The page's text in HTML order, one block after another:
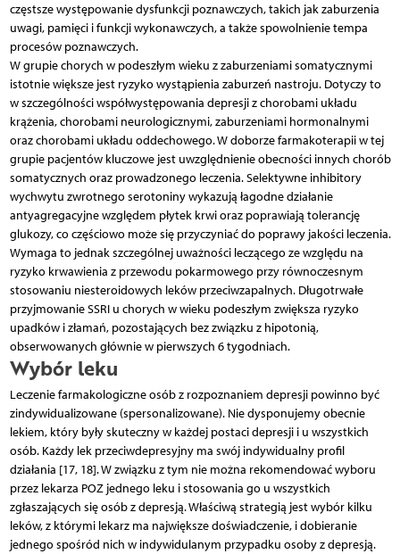
częstsze występowanie dysfunkcji poznawczych, takich jak zaburzenia
uwagi, pamięci i funkcji wykonawczych, a także spowolnienie tempa
procesów poznawczych.
W grupie chorych w podeszłym wieku z zaburzeniami somatycznymi
istotnie większe jest ryzyko wystąpienia zaburzeń nastroju. Dotyczy to
w szczególności współwystępowania depresji z chorobami układu
krążenia, chorobami neurologicznymi, zaburzeniami hormonalnymi
oraz chorobami układu oddechowego. W doborze farmakoterapii w tej
grupie pacjentów kluczowe jest uwzględnienie obecności innych chorób
somatycznych oraz prowadzonego leczenia. Selektywne inhibitory
wychwytu zwrotnego serotoniny wykazują łagodne działanie
antyagregacyjne względem płytek krwi oraz poprawiają tolerancję
glukozy, co częściowo może się przyczyniać do poprawy jakości leczenia.
Wymaga to jednak szczególnej uważności leczącego ze względu na
ryzyko krwawienia z przewodu pokarmowego przy równoczesnym
stosowaniu niesteroidowych leków przeciwzapalnych. Długotrwałe
przyjmowanie SSRI u chorych w wieku podeszłym zwiększa ryzyko
upadków i złamań, pozostających bez związku z hipotonią,
obserwowanych głównie w pierwszych 6 tygodniach.
Wybór leku
Leczenie farmakologiczne osób z rozpoznaniem depresji powinno być
zindywidualizowane (spersonalizowane). Nie dysponujemy obecnie
lekiem, który były skuteczny w każdej postaci depresji i u wszystkich
osób. Każdy lek przeciwdepresyjny ma swój indywidualny profil
działania [17, 18]. W związku z tym nie można rekomendować wyboru
przez lekarza POZ jednego leku i stosowania go u wszystkich
zgłaszających się osób z depresją. Właściwą strategią jest wybór kilku
leków, z którymi lekarz ma największe doświadczenie, i dobieranie
jednego spośród nich w indywidulanym przypadku osoby z depresją.